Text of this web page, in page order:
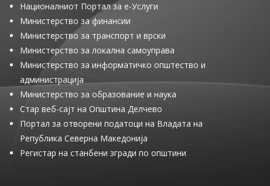
Националниот Портал за е-Услуги
Министерство за финансии
Министерство за транспорт и врски
Министерство за локална самоуправа
Министерство за информатичко општество и
администрација
Министерство за образование и наука
Стар веб-сајт на Општина Делчево
Портал за отворени податоци на Владата на
Република Северна Македонија
Регистар на станбени згради по општини